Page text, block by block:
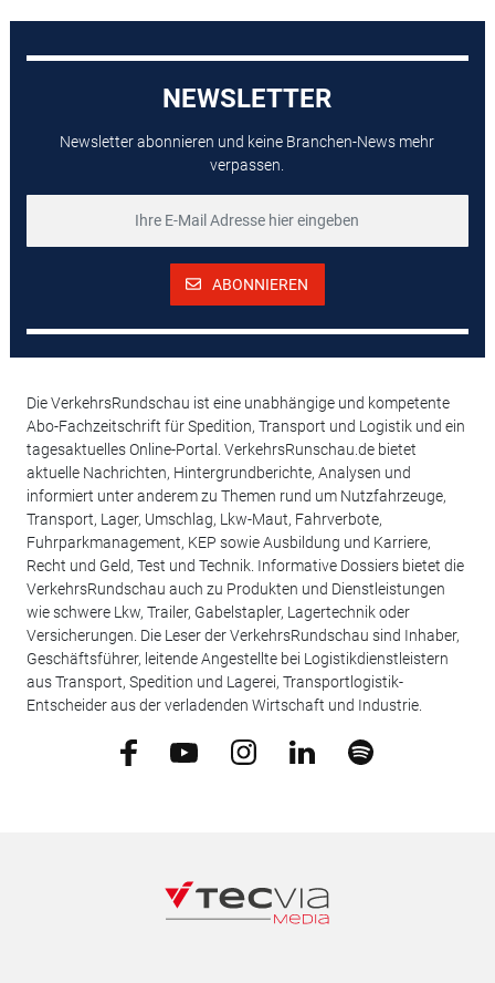
NEWSLETTER
Newsletter abonnieren und keine Branchen-News mehr
verpassen.
ABONNIEREN
Die VerkehrsRundschau ist eine unabhängige und kompetente
Abo-Fachzeitschrift für Spedition, Transport und Logistik und ein
tagesaktuelles Online-Portal. VerkehrsRunschau.de bietet
aktuelle Nachrichten, Hintergrundberichte, Analysen und
informiert unter anderem zu Themen rund um Nutzfahrzeuge,
Transport, Lager, Umschlag, Lkw-Maut, Fahrverbote,
Fuhrparkmanagement, KEP sowie Ausbildung und Karriere,
Recht und Geld, Test und Technik. Informative Dossiers bietet die
VerkehrsRundschau auch zu Produkten und Dienstleistungen
wie schwere Lkw, Trailer, Gabelstapler, Lagertechnik oder
Versicherungen. Die Leser der VerkehrsRundschau sind Inhaber,
Geschäftsführer, leitende Angestellte bei Logistikdienstleistern
aus Transport, Spedition und Lagerei, Transportlogistik-
Entscheider aus der verladenden Wirtschaft und Industrie.